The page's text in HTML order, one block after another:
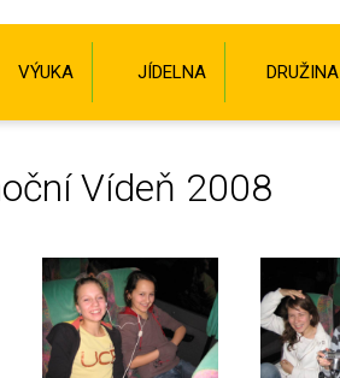
VÝUKA JÍDELNA DRUŽINA
Vídeň 2008